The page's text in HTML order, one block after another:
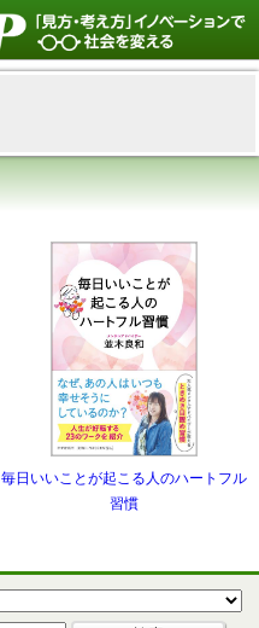
毎日いいことが起こる人のハートフル
習慣